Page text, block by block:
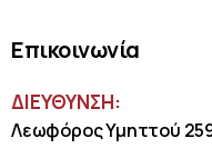
Επικοινωνία
ΔΙΕΥΘΥΝΣΗ:
Λεωφόρος Υμηττού